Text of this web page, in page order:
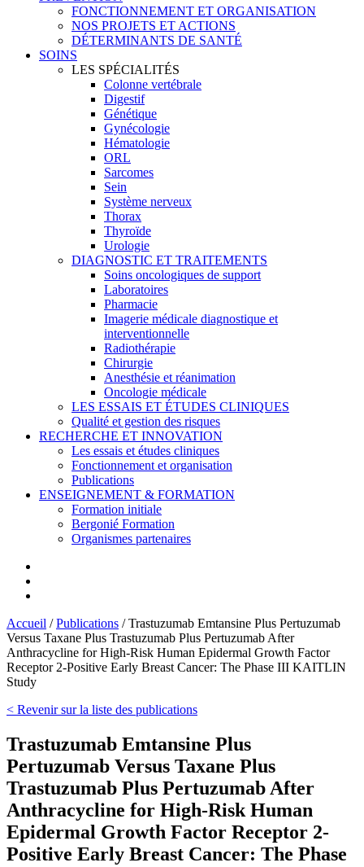
FONCTIONNEMENT ET ORGANISATION
NOS PROJETS ET ACTIONS
DÉTERMINANTS DE SANTÉ
SOINS
LES SPÉCIALITÉS
Colonne vertébrale
Digestif
Génétique
Gynécologie
Hématologie
ORL
Sarcomes
Sein
Système nerveux
Thorax
Thyroïde
Urologie
DIAGNOSTIC ET TRAITEMENTS
Soins oncologiques de support
Laboratoires
Pharmacie
Imagerie médicale diagnostique et
interventionnelle
Radiothérapie
Chirurgie
Anesthésie et réanimation
Oncologie médicale
LES ESSAIS ET ÉTUDES CLINIQUES
Qualité et gestion des risques
RECHERCHE ET INNOVATION
Les essais et études cliniques
Fonctionnement et organisation
Publications
ENSEIGNEMENT & FORMATION
Formation initiale
Bergonié Formation
Organismes partenaires
Accueil /Publications /Trastuzumab Emtansine Plus Pertuzumab
Versus Taxane Plus Trastuzumab Plus Pertuzumab After
Anthracycline for High-Risk Human Epidermal Growth Factor
Receptor 2-Positive Early Breast Cancer: The Phase III KAITLIN
Study
< Revenir sur la liste des publications
Trastuzumab Emtansine Plus
Pertuzumab Versus Taxane Plus
Trastuzumab Plus Pertuzumab After
Anthracycline for High-Risk Human
Epidermal Growth Factor Receptor 2-
Positive Early Breast Cancer: The Phase